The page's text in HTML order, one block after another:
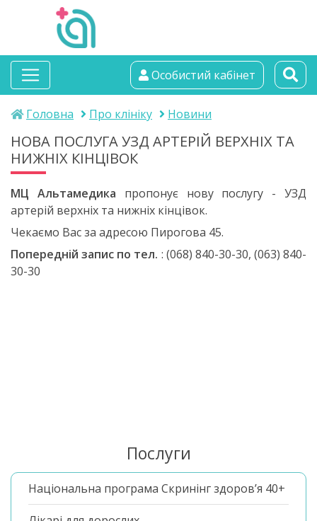
альтамедика
медичний центр
Особистий кабінет
Головна Про клініку Новини
НОВА ПОСЛУГА УЗД АРТЕРІЙ ВЕРХНІХ ТА
НИЖНІХ КІНЦІВОК
МЦ Альтамедика пропонує нову послугу - УЗД
артерій верхніх та нижніх кінцівок.
Чекаємо Вас за адресою Пирогова 45.
Попередній запис по тел. : (068) 840-30-30, (063) 840-
30-30
Послуги
Національна програма Скринінг здоров’я 40+